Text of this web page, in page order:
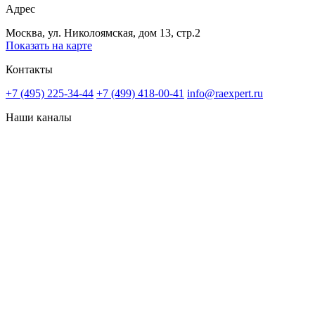
Адрес
Москва, ул. Николоямская, дом 13, стр.2
Показать на карте
Контакты
+7 (495) 225-34-44 +7 (499) 418-00-41 info@raexpert.ru
Наши каналы